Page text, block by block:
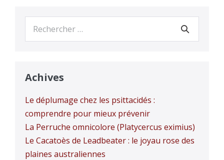
pour :
Achives
Le déplumage chez les psittacidés :
comprendre pour mieux prévenir
La Perruche omnicolore (Platycercus eximius)
Le Cacatoès de Leadbeater : le joyau rose des
plaines australiennes